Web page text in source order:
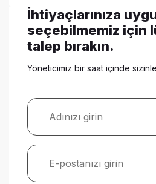
İhtiyaçlarınıza
seçebilmemiz için
talep bırakın.
Yöneticimiz bir saat içinde